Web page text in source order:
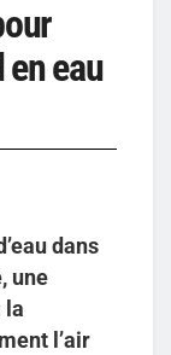
eau
dans
une
la
l’air